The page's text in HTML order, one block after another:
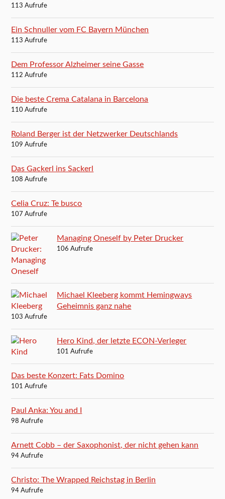
113 Aufrufe
Ein Schnuller vom FC Bayern München
113 Aufrufe
Dem Professor Alzheimer seine Gasse
112 Aufrufe
Die beste Crema Catalana in Barcelona
110 Aufrufe
Roland Berger ist der Netzwerker Deutschlands
109 Aufrufe
Das Gackerl ins Sackerl
108 Aufrufe
Celia Cruz: Te busco
107 Aufrufe
Managing Oneself by Peter Drucker
106 Aufrufe
Michael Kleeberg kommt Hemingways
Geheimnis ganz nahe
103 Aufrufe
Hero Kind, der letzte ECON-Verleger
101 Aufrufe
Das beste Konzert: Fats Domino
101 Aufrufe
Paul Anka: You and I
98 Aufrufe
Arnett Cobb – der Saxophonist, der nicht gehen kann
94 Aufrufe
Christo: The Wrapped Reichstag in Berlin
94 Aufrufe